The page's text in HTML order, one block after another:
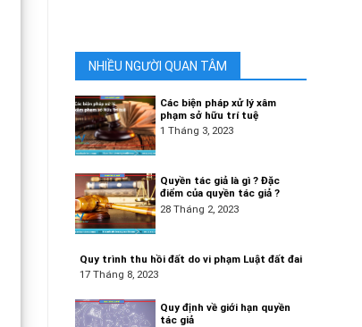
NHIỀU NGƯỜI QUAN TÂM
Các biện pháp xử lý xâm
phạm sở hữu trí tuệ
1 Tháng 3, 2023
Quyền tác giả là gì ? Đặc
điểm của quyền tác giả ?
28 Tháng 2, 2023
Quy trình thu hồi đất do vi phạm Luật đất đai
17 Tháng 8, 2023
Quy định về giới hạn quyền
tác giả